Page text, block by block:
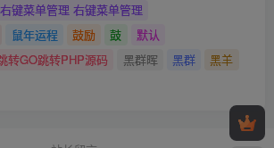
键菜单管理 右键菜单管理
鼠年运程 鼓励 鼓
默认
转GO跳转PHP源码
黑群晖 黑群
黑羊